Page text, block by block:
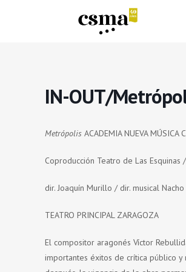
IN-OUT/
Metrópolis ACADEMIA NUEVA MÚSICA
Coproducción Teatro de Las Esquinas
dir. Joaquín Murillo / dir. musical
TEATRO PRINCIPAL ZARAGOZA
El compositor aragonés Víctor
importantes éxitos de crítica público y